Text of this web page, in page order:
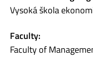
Vysoká škola
Faculty:
Faculty of